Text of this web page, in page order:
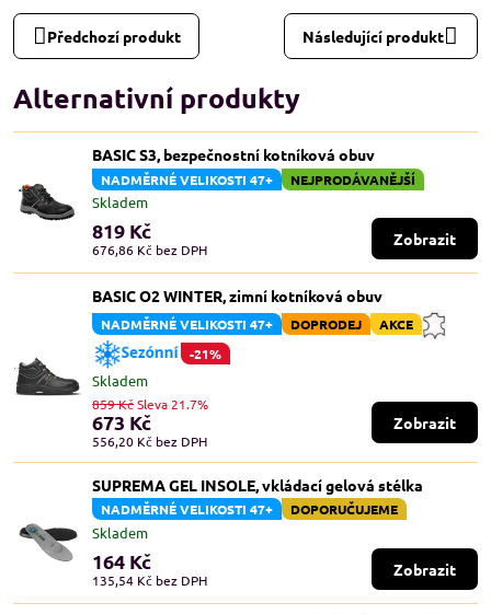
Předchozí produkt Následující produkt
Alternativní produkty
BASIC S3, bezpečnostní kotníková obuv
NADMĚRNÉ VELIKOSTI 47+ NEJPRODÁVANĚJŠÍ
Skladem
819 Kč
676,86 Kč bez DPH
Zobrazit
BASIC O2 WINTER, zimní kotníková obuv
NADMĚRNÉ VELIKOSTI 47+ DOPRODEJ
AKCE
-21%
Skladem
673 Kč
556,20 Kč bez DPH
859 KčSleva 21.7%
Zobrazit
SUPREMA GEL INSOLE, vkládací gelová stélka
NADMĚRNÉ VELIKOSTI 47+ DOPORUČUJEME
Skladem
164 Kč
135,54 Kč bez DPH
Zobrazit